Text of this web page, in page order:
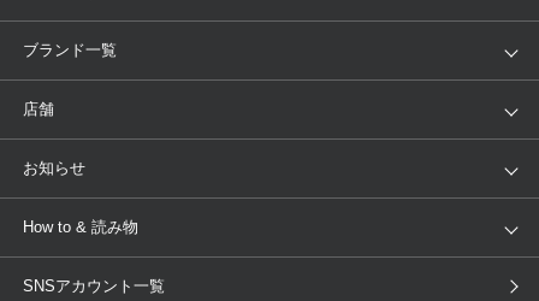
よくあるご質問
アイテム
トピックス
ブランド一覧
WACOAL
AMPHI une nana cool
OUR WACOAL
店舗
店舗を探す
ブラ無料診断
お知らせ
新着情報
How to & 読み物
下着の基礎知識
SNSアカウント一覧